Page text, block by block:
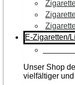
E-Zigaretten/
Unser Shop
vielfältiger